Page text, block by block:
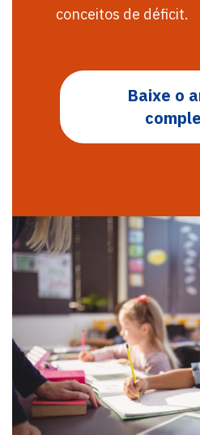
conceitos de déficit.
Baixe o